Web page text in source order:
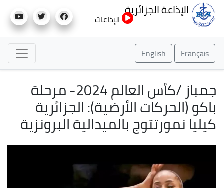
إلى
الإذاعة الجزائرية
الإذاعات
Français
English
جمباز /كأس العالم 2024- مرحلة
باكو (الحركات الأرضية): الجزائرية
كيليا نمورتتوج بالميدالية البرونزية